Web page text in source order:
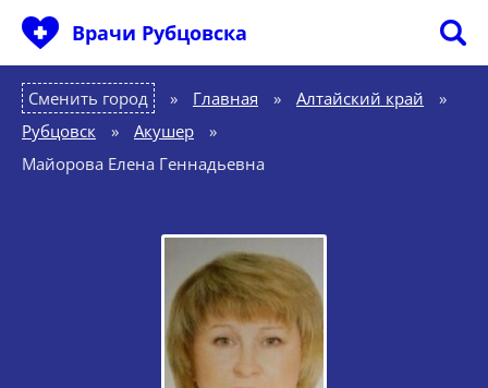
Врачи Рубцовска
Сменить город Главная » Алтайский край
»
Рубцовск
» Акушер
»
Майорова Елена Геннадьевна